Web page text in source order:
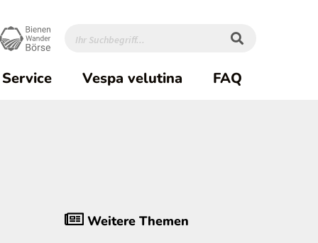
Service Vespa velutina FAQ
Weitere Themen